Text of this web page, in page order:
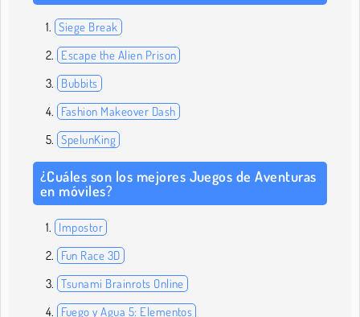
Siege Break
Escape the Alien Prison
Bubbits
Fashion Makeover Dash
SpelunKing
¿Cuáles son los mejores Juegos de Aventuras
en móviles?
Impostor
Fun Race 3D
Tsunami Brainrots Online
Fuego y Agua 5: Elementos